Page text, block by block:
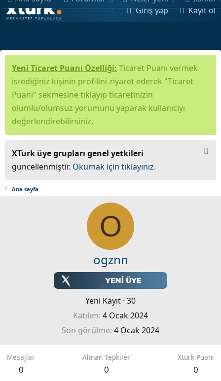
Giriş yap Kayıt ol
Yeni Ticaret Puanı Özelliği: Ticaret Puanı vermek
istediğiniz kişinin profilini ziyaret ederek "Ticaret
Puanı" sekmesine tıklayıp ticaretinizin
olumlu/olumsuz yorumunu yaparak kullanıcıyı
değerlendirebilirsiniz.
XTurk üye grupları genel yetkileri
güncellenmiştir. Okumak için tıklayınız.
Ana sayfa
O
ogznn
Yeni Kayıt · 30
Katılım 4 Ocak 2024
Son görülme 4 Ocak 2024
Mesajlar
0
Alınan Tepkiler
0
Xturk Puanı
0